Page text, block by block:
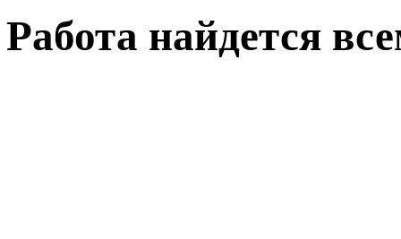
Работа найдется